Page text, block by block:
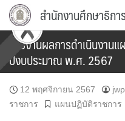
Skip
content
สำนักงานศึกษาธิก
รายงานผลการดำเนินงาน
ปีงบประมาณ พ.ศ. 2567
12 พฤศจิกายน 2567
ราชการ
แผนปฏิบัติราชการ